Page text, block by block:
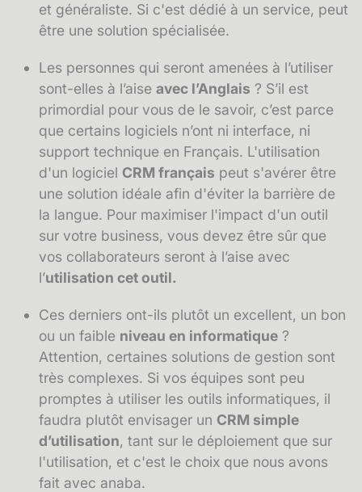
et généraliste. Si c'est dédié à un service, peut
être une solution spécialisée.
Les personnes qui seront amenées à l’utiliser
sont-elles à l’aise avec l’Anglais ? S’il est
primordial pour vous de le savoir, c’est parce
que certains logiciels n’ont ni interface, ni
support technique en Français. L'utilisation
d'un logiciel CRM français peut s'avérer être
une solution idéale afin d'éviter la barrière de
la langue. Pour maximiser l'impact d'un outil
sur votre business, vous devez être sûr que
vos collaborateurs seront à l’aise avec
l’utilisation cet outil.
Ces derniers ont-ils plutôt un excellent, un bon
ou un faible niveau en informatique ?
Attention, certaines solutions de gestion sont
très complexes. Si vos équipes sont peu
promptes à utiliser les outils informatiques, il
faudra plutôt envisager un CRM simple
d’utilisation, tant sur le déploiement que sur
l'utilisation, et c'est le choix que nous avons
fait avec anaba.